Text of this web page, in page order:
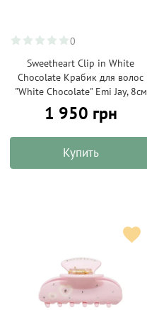
0
Sweetheart Clip in White
Chocolate Крабик для волос
"White Chocolate" Emi Jay, 8см
1 950 грн
Купить